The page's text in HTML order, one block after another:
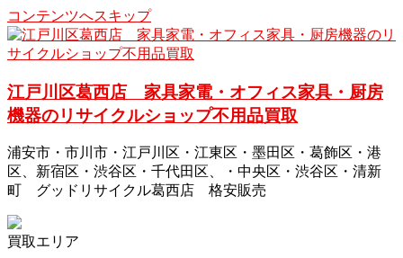
コンテンツへスキップ
江戸川区葛西店 家具家電・オフィス家具・厨房
機器のリサイクルショップ不用品買取
浦安市・市川市・江戸川区・江東区・墨田区・葛飾区・港
区、新宿区・渋谷区・千代田区、・中央区・渋谷区・清新
町 グッドリサイクル葛西店 格安販売
買取エリア